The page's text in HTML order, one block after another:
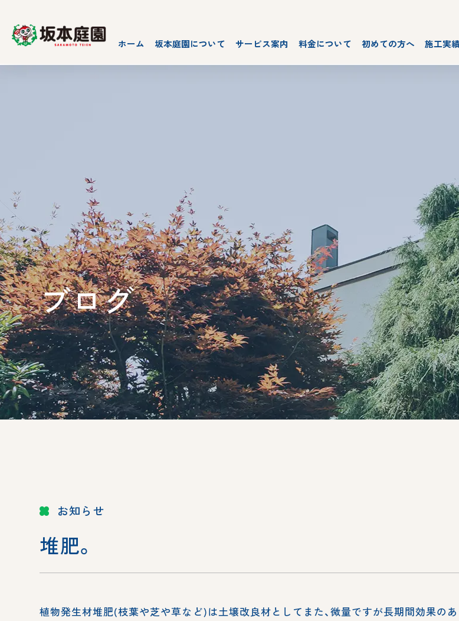
ホーム 坂本庭園について サービス案内 料金について 初めての方へ 施工実績
ブログ
お知らせ
堆肥。
植物発生材堆肥(枝葉や芝や草など)は土壌改良材としてまた、微量ですが長期間効果の